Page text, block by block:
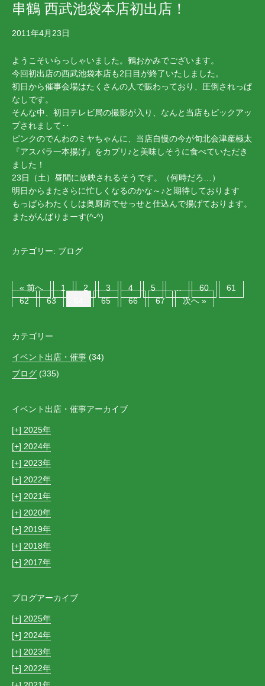
串鶴 西武池袋本店初出店！
2011年4月23日
ようこそいらっしゃいました。鶴おかみでございます。
今回初出店の西武池袋本店も2日目が終了いたしました。
初日から催事会場はたくさんの人で賑わっており、圧倒されっぱ
なしです。
そんな中、初日テレビ局の撮影が入り、なんと当店もピックアッ
プされまして‥
ピンクのでんわのミヤちゃんに、当店自慢の今が旬北会津産極太
『アスパラ一本揚げ』をカブリ♪と美味しそうに食べていただき
ました！
23日（土）昼間に放映されるそうです。（何時だろ…）
明日からまたさらに忙しくなるのかな～♪と期待しております
もっぱらわたくしは奥厨房でせっせと仕込んで揚げております。
またがんばりまーす(^-^)ゝ
カテゴリー: ブログ
« 前へ 1 2 3 4 5 60
61
62
63 65 66 67 次へ »
カテゴリー
イベント出店・催事 (34)
ブログ (335)
イベント出店・催事アーカイブ
[+] 2025
[+] 2024
[+] 2023
[+] 2022
[+] 2021
[+] 2020
[+] 2019
[+] 2018
[+] 2017
ブログアーカイブ
[+] 2025
[+] 2024
[+] 2023
[+] 2022